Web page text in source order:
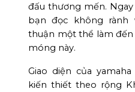
đấu thương mến.
bạn đọc không rành
thuận một thể làm
móng này.
Giao diện của
kiến thiết theo rộng